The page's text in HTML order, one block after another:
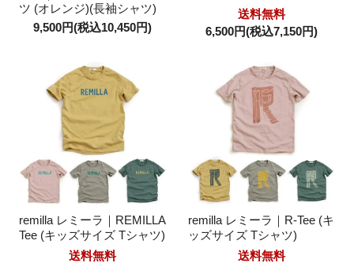
ツ (オレンジ)(長袖シャツ)
9,500円(税込10,450円)
送料無料
6,500円(税込7,150円)
remilla レミーラ｜REMILLA
Tee (キッズサイズ Tシャツ)
送料無料
remilla レミーラ｜R-Tee (キ
ッズサイズ Tシャツ)
送料無料